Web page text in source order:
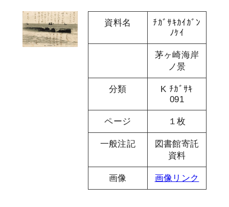
資料名
ﾁｶﾞｻｷｶｲｶﾞﾝ
ﾉｹｲ
茅ヶ崎海岸
ノ景
分類
K ﾁｶﾞｻｷ
091
ページ １枚
一般注記
図書館寄託
資料
画像 画像リンク